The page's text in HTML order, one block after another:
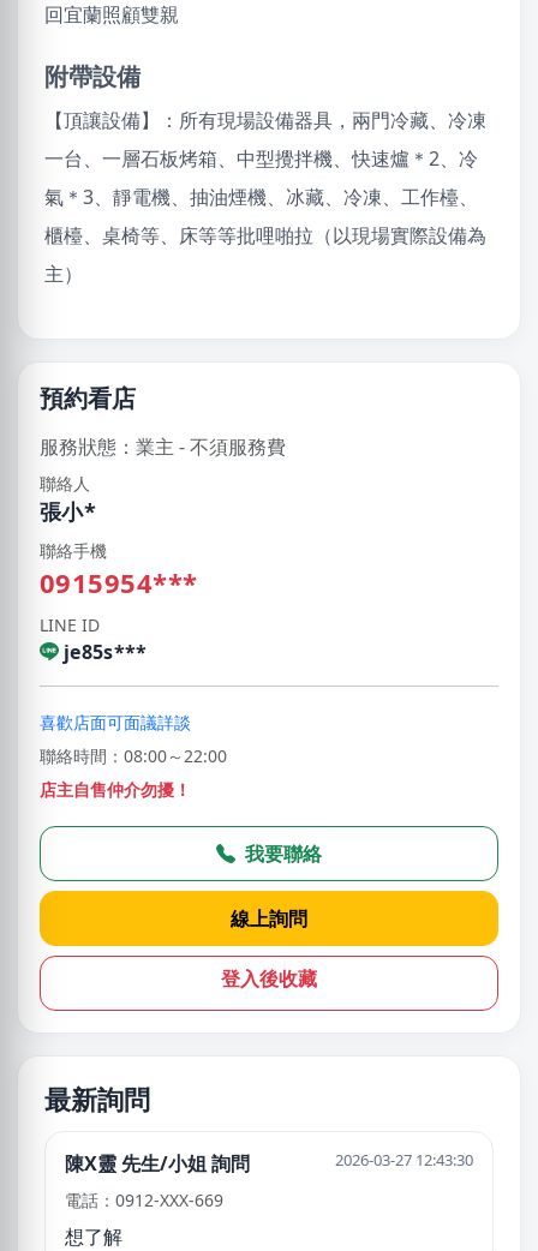
回宜蘭照顧雙親
附帶設備
【頂讓設備】：所有現場設備器具，兩門冷藏、冷凍
一台、一層石板烤箱、中型攪拌機、快速爐＊2、冷
氣＊3、靜電機、抽油煙機、冰藏、冷凍、工作檯、
櫃檯、桌椅等、床等等批哩啪拉（以現場實際設備為
主）
預約看店
服務狀態：業主 - 不須服務費
聯絡人
張小*
聯絡手機
0915954***
LINE ID
je85s***
喜歡店面可面議詳談
聯絡時間：08:00～22:00
店主自售仲介勿擾！
我要聯絡
線上詢問
登入後收藏
最新詢問
陳X靈 先生/小姐 詢問 2026-03-27 12:43:30
電話：0912-XXX-669
想了解